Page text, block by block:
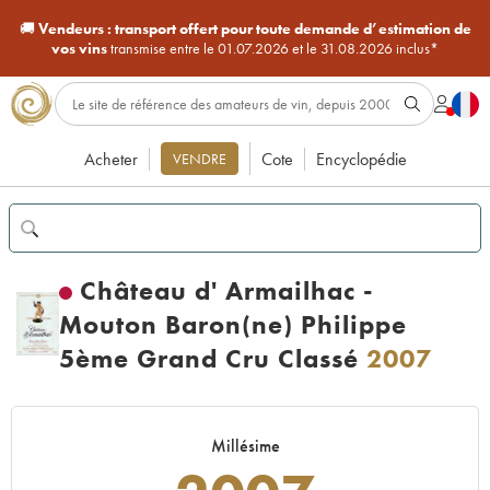
🚚Vendeurs : transport offert pour toute demande d’estimation de
vos vinstransmise entre le 01.07.2026 et le 31.08.2026 inclus*
Acheter VENDRE Cote Encyclopédie
Château d' Armailhac -
Mouton Baron(ne) Philippe
5ème Grand Cru Classé 2007
Millésime